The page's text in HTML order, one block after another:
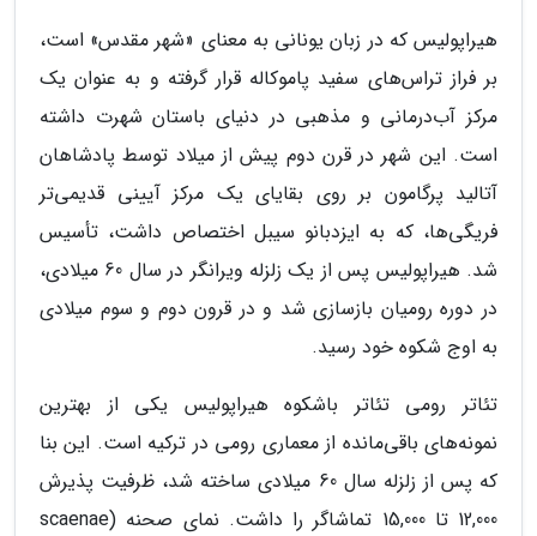
هیراپولیس که در زبان یونانی به معنای «شهر مقدس» است،
بر فراز تراس‌های سفید پاموکاله قرار گرفته و به عنوان یک
مرکز آب‌درمانی و مذهبی در دنیای باستان شهرت داشته
است. این شهر در قرن دوم پیش از میلاد توسط پادشاهان
آتالید پرگامون بر روی بقایای یک مرکز آیینی قدیمی‌تر
فریگی‌ها، که به ایزدبانو سیبل اختصاص داشت، تأسیس
شد. هیراپولیس پس از یک زلزله ویرانگر در سال 60 میلادی،
در دوره رومیان بازسازی شد و در قرون دوم و سوم میلادی
به اوج شکوه خود رسید.
تئاتر رومی تئاتر باشکوه هیراپولیس یکی از بهترین
نمونه‌های باقی‌مانده از معماری رومی در ترکیه است. این بنا
که پس از زلزله سال 60 میلادی ساخته شد، ظرفیت پذیرش
12,000 تا 15,000 تماشاگر را داشت. نمای صحنه (scaenae